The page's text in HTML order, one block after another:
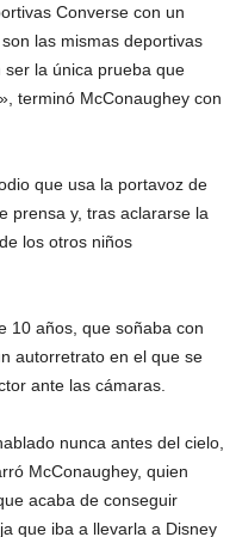
Converse con un
las mismas deportivas
la única prueba que
terminó McConaughey con
que usa la portavoz de
prensa y, tras aclararse la
los otros niños
10 años, que soñaba con
autorretrato en el que se
ante las cámaras.
nunca antes del cielo,
McConaughey, quien
acaba de conseguir
que iba a llevarla a Disney